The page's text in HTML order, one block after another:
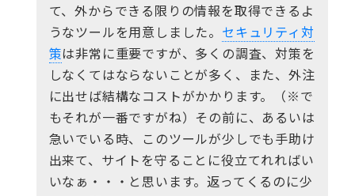
て、外からできる限りの情報を取得できるよ
うなツールを用意しました。 セキュリティ対
策は非常に重要ですが、多くの調査、対策を
しなくてはならないことが多く、また、外注
に出せば結構なコストがかかります。（※で
もそれが一番ですがね）その前に、あるいは
急いでいる時、このツールが少しでも手助け
出来て、サイトを守ることに役立てれればい
いなぁ・・・と思います。返ってくるのに少